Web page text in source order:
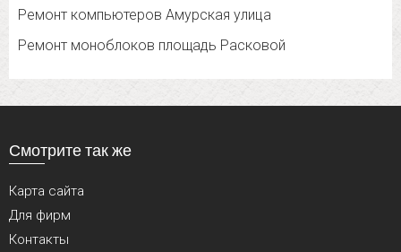
Ремонт компьютеров Амурская улица
Ремонт моноблоков площадь Расковой
Смотрите так же
Карта сайта
Для фирм
Контакты